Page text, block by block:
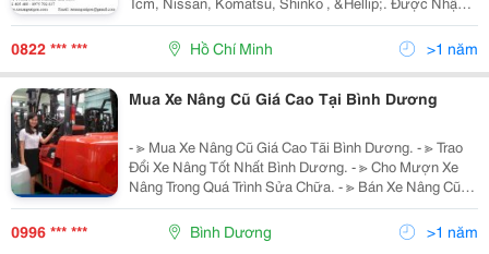
Khẩu Từ Nhật Bản, Còn Mới 85% A. Xe Nâng Điện Cũ
Ngồi Lái 1. Xe Nâng Điện Cũ Ngồi L
0822 *** *** Hồ Chí Minh >1 năm
Mua Xe Nâng Cũ Giá Cao Tại Bình Dương
- ≫ Mua Xe Nâng Cũ Giá Cao Tãi Bình Dương. - ≫ Trao
Đổi Xe Nâng Tốt Nhất Bình Dương. - ≫ Cho Mượn Xe
Nâng Trong Quá Trình Sửa Chữa. - ≫ Bán Xe Nâng Cũ
Giá Tốt, Xe Chất Lượng. - ≫ Dịch Vụ Bảo Trì Và Sửa
Chữa Nhan
0996 *** *** Bình Dương >1 năm